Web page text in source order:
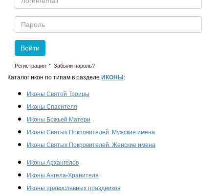
Пароль
Войти
Регистрация · Забыли пароль?
Каталог икон по типам в разделе ИКОНЫ :
Иконы Святой Троицы
Иконы Спасителя
Иконы Божьей Матери
Иконы Святых Покровителей. Мужские имена
Иконы Святых Покровителей. Женские имена
Иконы Архангелов
Иконы Ангела-Хранителя
Иконы православных праздников